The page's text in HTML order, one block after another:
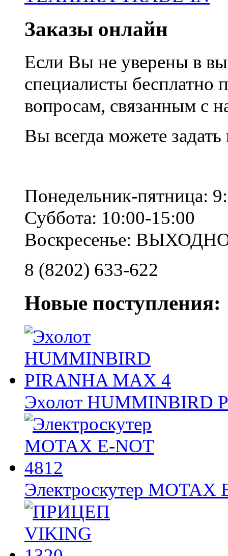
Заказы онлайн
Если Вы не уверены в
специалисты
вопросам, связанным с
Вы всегда можете
Понедельник-пятница:
Суббота: 10:00-15:00
Воскресенье:
8 (8202) 633-622
Новые поступления:
Эхолот HUMMINBIRD
Электроскутер